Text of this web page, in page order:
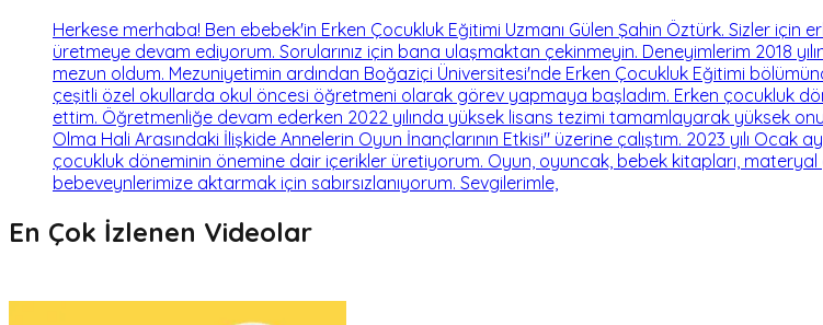
Herkese merhaba! Ben ebebek'in Erken Çocukluk Eğitimi Uzmanı Gülen Şahin Öztürk. Sizler
üretmeye devam ediyorum. Sorularınız için bana ulaşmaktan çekinmeyin. Deneyimlerim 2018
mezun oldum. Mezuniyetimin ardından Boğaziçi Üniversitesi'nde Erken Çocukluk Eğitimi
çeşitli özel okullarda okul öncesi öğretmeni olarak görev yapmaya başladım. Erken çocukluk
ettim. Öğretmenliğe devam ederken 2022 yılında yüksek lisans tezimi tamamlayarak yüksek
Olma Hali Arasındaki İlişkide Annelerin Oyun İnançlarının Etkisi" üzerine çalıştım. 2023 yılı
çocukluk döneminin önemine dair içerikler üretiyorum. Oyun, oyuncak, bebek kitapları,
bebeveynlerimize aktarmak için sabırsızlanıyorum. Sevgilerimle,
En Çok İzlenen Videolar